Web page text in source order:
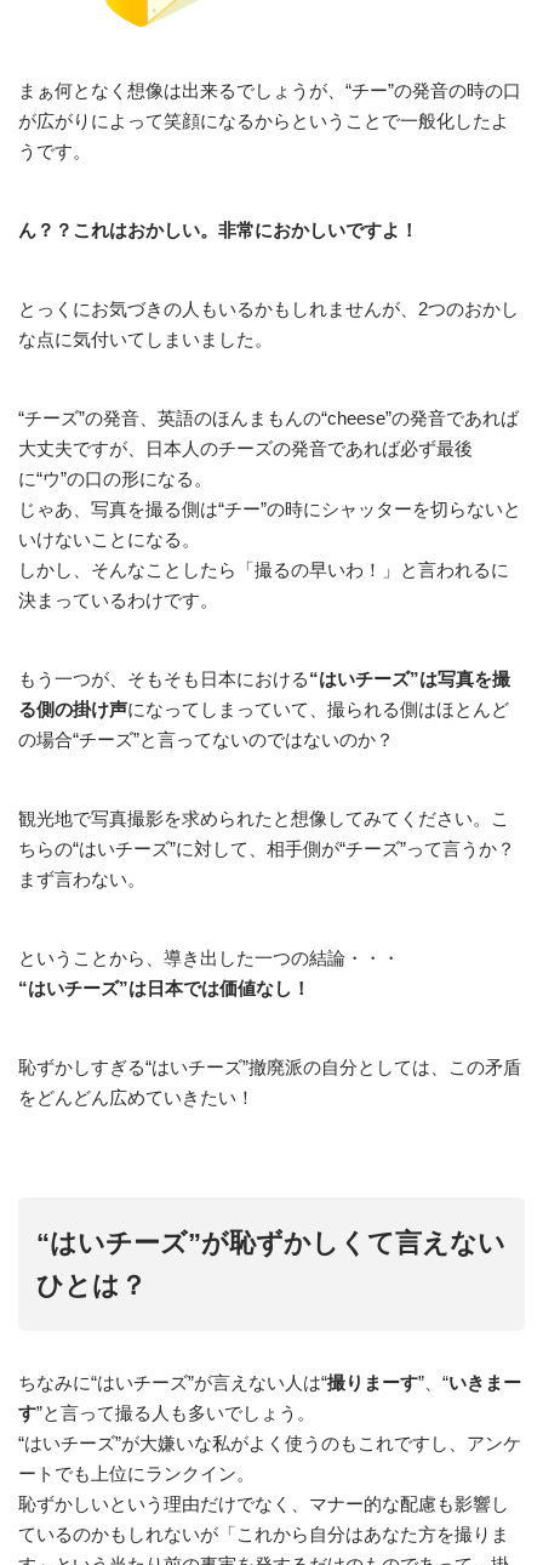
まぁ何となく想像は出来るでしょうが、“チー”の発音の時の口
が広がりによって笑顔になるからということで一般化したよ
うです。
ん？？これはおかしい。非常におかしいですよ！
とっくにお気づきの人もいるかもしれませんが、2つのおかし
な点に気付いてしまいました。
“チーズ”の発音、英語のほんまもんの“cheese”の発音であれば
大丈夫ですが、日本人のチーズの発音であれば必ず最後
に“ウ”の口の形になる。
じゃあ、写真を撮る側は“チー”の時にシャッターを切らないと
いけないことになる。
しかし、そんなことしたら「撮るの早いわ！」と言われるに
決まっているわけです。
もう一つが、そもそも日本における“はいチーズ”は写真を撮
る側の掛け声になってしまっていて、撮られる側はほとんど
の場合“チーズ”と言ってないのではないのか？
観光地で写真撮影を求められたと想像してみてください。こ
ちらの“はいチーズ”に対して、相手側が“チーズ”って言うか？
まず言わない。
ということから、導き出した一つの結論・・・
“はいチーズ”は日本では価値なし！
恥ずかしすぎる“はいチーズ”撤廃派の自分としては、この矛盾
をどんどん広めていきたい！
“はいチーズ”が恥ずかしくて言えない
ひとは？
ちなみに“はいチーズ”が言えない人は“撮りまーす”、“いきまー
す”と言って撮る人も多いでしょう。
“はいチーズ”が大嫌いな私がよく使うのもこれですし、アンケ
ートでも上位にランクイン。
恥ずかしいという理由だけでなく、マナー的な配慮も影響し
ているのかもしれないが「これから自分はあなた方を撮りま